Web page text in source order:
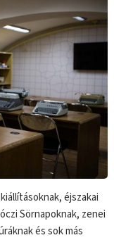
éjszakai
Sörnapoknak, zenei
és sok más